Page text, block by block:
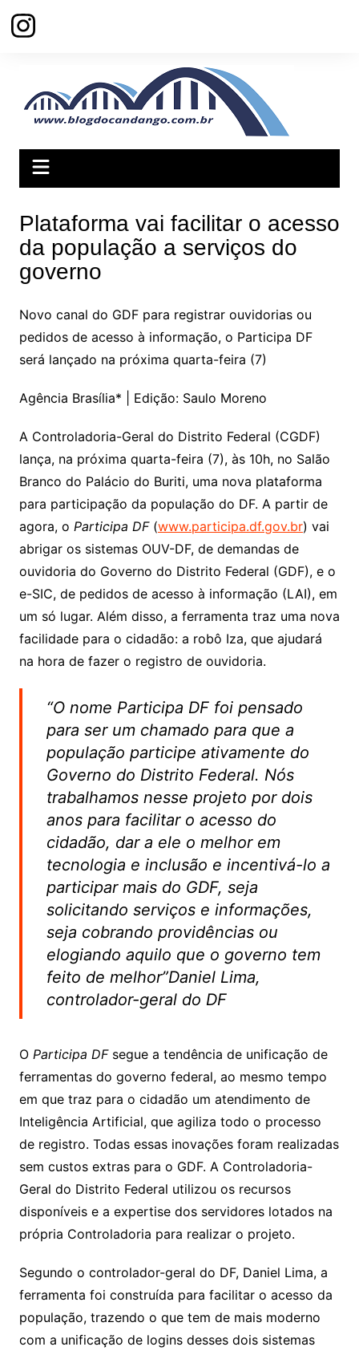
para
Plataforma vai facilitar o acesso
da população a serviços do
governo
Novo canal do GDF para registrar ouvidorias ou
pedidos de acesso à informação, o Participa DF
será lançado na próxima quarta-feira (7)
Agência Brasília* | Edição: Saulo Moreno
A Controladoria-Geral do Distrito Federal (CGDF)
lança, na próxima quarta-feira (7), às 10h, no Salão
Branco do Palácio do Buriti, uma nova plataforma
para participação da população do DF. A partir de
agora, o Participa DF(www.participa.df.gov.br) vai
abrigar os sistemas OUV-DF, de demandas de
ouvidoria do Governo do Distrito Federal (GDF), e o
e-SIC, de pedidos de acesso à informação (LAI), em
um só lugar. Além disso, a ferramenta traz uma nova
facilidade para o cidadão: a robô Iza, que ajudará
na hora de fazer o registro de ouvidoria.
“O nome Participa DFfoi pensado
para ser um chamado para que a
população participe ativamente do
Governo do Distrito Federal. Nós
trabalhamos nesse projeto por dois
anos para facilitar o acesso do
cidadão, dar a ele o melhor em
tecnologia e inclusão e incentivá-lo a
participar mais do GDF, seja
solicitando serviços e informações,
seja cobrando providências ou
elogiando aquilo que o governo tem
feito de melhor”Daniel Lima,
controlador-geral do DF
O Participa DFsegue a tendência de unificação de
ferramentas do governo federal, ao mesmo tempo
em que traz para o cidadão um atendimento de
Inteligência Artificial, que agiliza todo o processo
de registro. Todas essas inovações foram realizadas
sem custos extras para o GDF. A Controladoria-
Geral do Distrito Federal utilizou os recursos
disponíveis e a expertise dos servidores lotados na
própria Controladoria para realizar o projeto.
Segundo o controlador-geral do DF, Daniel Lima, a
ferramenta foi construída para facilitar o acesso da
população, trazendo o que tem de mais moderno
com a unificação de logins desses dois sistemas